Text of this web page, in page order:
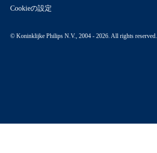
Cookieの設定
© Koninklijke Philips N.V., 2004 - 2026. All rights reserved.